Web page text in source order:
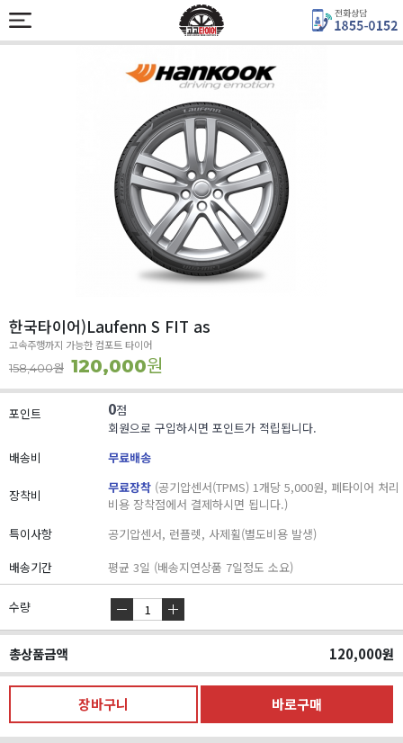
한국타이어)Laufenn S FIT as
고속주행까지 가능한 컴포트 타이어
158,400원 120,000원
포인트 0점
회원으로 구입하시면 포인트가 적립됩니다.
배송비
무료배송
장착비 무료장착 (공기압센서(TPMS) 1개당 5,000원, 폐타이어 처리
비용 장착점에서 결제하시면 됩니다.)
특이사항
공기압센서, 런플렛, 사제휠(별도비용 발생)
배송기간
평균 3일 (배송지연상품 7일정도 소요)
수량
총상품금액 120,000원